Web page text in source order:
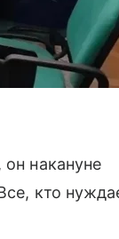
он накануне
кто